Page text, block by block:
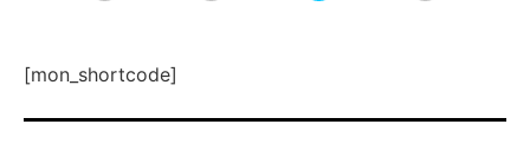
[mon_shortcode]